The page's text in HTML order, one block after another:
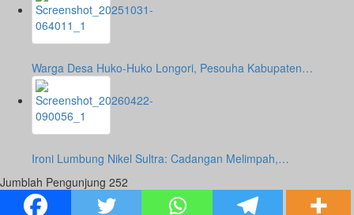
Warga Desa Huko-Huko Longori, Pesouha Kabupaten…
Ironi Lumbung Nikel Sultra: Cadangan Melimpah,…
Jumblah Pengunjung 252